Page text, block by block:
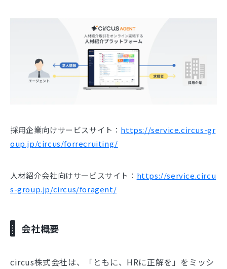
採用企業向けサービスサイト： https://service.circus-gr
oup.jp/circus/forrecruiting/
人材紹介会社向けサービスサイト： https://service.circu
s-group.jp/circus/foragent/
会社概要
circus株式会社は、「ともに、HRに正解を」をミッシ